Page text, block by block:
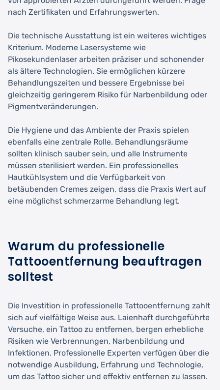
nach Zertifikaten und Erfahrungswerten.
Die technische Ausstattung ist ein weiteres wichtiges
Kriterium. Moderne Lasersysteme wie
Pikosekundenlaser arbeiten präziser und schonender
als ältere Technologien. Sie ermöglichen kürzere
Behandlungszeiten und bessere Ergebnisse bei
gleichzeitig geringerem Risiko für Narbenbildung oder
Pigmentveränderungen.
Die Hygiene und das Ambiente der Praxis spielen
ebenfalls eine zentrale Rolle. Behandlungsräume
sollten klinisch sauber sein, und alle Instrumente
müssen sterilisiert werden. Ein professionelles
Hautkühlsystem und die Verfügbarkeit von
betäubenden Cremes zeigen, dass die Praxis Wert auf
eine möglichst schmerzarme Behandlung legt.
Warum du professionelle
Tattooentfernung beauftragen
solltest
Die Investition in professionelle Tattooentfernung zahlt
sich auf vielfältige Weise aus. Laienhaft durchgeführte
Versuche, ein Tattoo zu entfernen, bergen erhebliche
Risiken wie Verbrennungen, Narbenbildung und
Infektionen. Professionelle Experten verfügen über die
notwendige Ausbildung, Erfahrung und Technologie,
um das Tattoo sicher und effektiv entfernen zu lassen.